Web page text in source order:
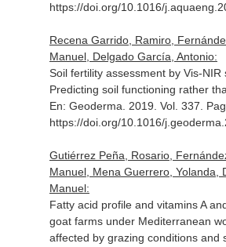
https://doi.org/10.1016/
Recena Garrido, Ramiro,
Manuel, Delgado García, Antonio:
Soil fertility assessment by Vis-NIR
Predicting soil functioning rather
En: Geoderma . 2019. Vol. 337.
https://doi.org/10.1016/
Gutiérrez Peña, Rosario,
Manuel, Mena Guerrero, Yolanda,
Manuel:
Fatty acid profile and vitamins A
goat farms under Mediterranean
affected by grazing conditions and